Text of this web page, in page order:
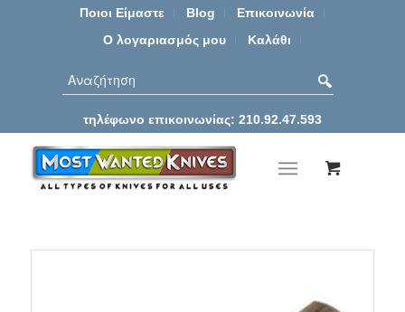
Ποιοι Είμαστε Blog
Επικοινωνία
Ο λογαριασμός μου
Καλάθι
τηλέφωνο επικοινωνίας: 210.92.47.593